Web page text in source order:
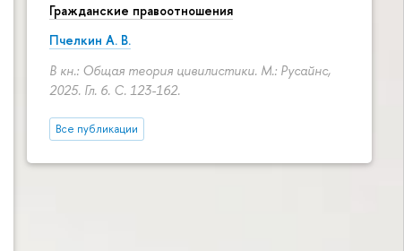
Гражданские правоотношения
Пчелкин А. В.
В кн.: Общая теория цивилистики. М.: Русайнс,
2025. Гл. 6. С. 123-162.
Все публикации